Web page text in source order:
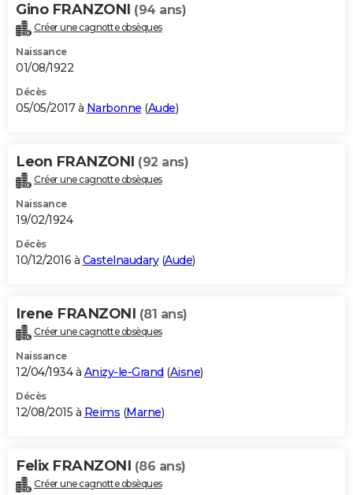
Gino FRANZONI (94 ans)
Créer une cagnotte obsèques
Naissance
01/08/1922
Décès
05/05/2017 à Narbonne (Aude)
Leon FRANZONI (92 ans)
Créer une cagnotte obsèques
Naissance
19/02/1924
Décès
10/12/2016 à Castelnaudary(Aude)
Irene FRANZONI (81 ans)
Créer une cagnotte obsèques
Naissance
12/04/1934 à Anizy-le-Grand (Aisne)
Décès
12/08/2015 à Reims (Marne)
Felix FRANZONI (86 ans)
Créer une cagnotte obsèques